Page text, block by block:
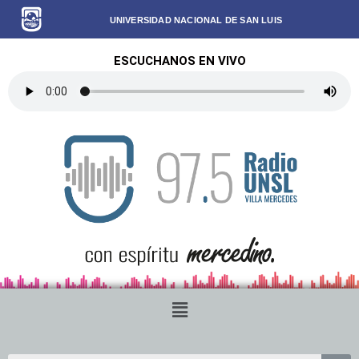
UNIVERSIDAD NACIONAL DE SAN LUIS
ESCUCHANOS EN VIVO